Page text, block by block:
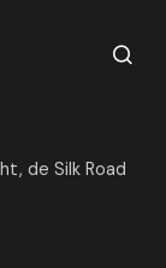
de Silk Road